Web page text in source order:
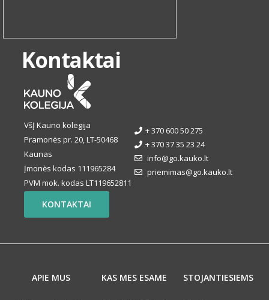
Kontaktai
VšĮ Kauno kolegija
Pramonės pr. 20, LT-50468
Kaunas
Įmonės kodas 111965284
PVM mok. kodas LT119652811
+ 370 600 50 275
+ 370 37 35 23 24
info@go.kauko.lt
priemimas@go.kauko.lt
KONTAKTAI
APIE MUS KAS MES ESAME STOJANTIESIEMS